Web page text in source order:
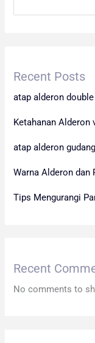
Recent Posts
atap alderon
Ketahanan Alderon
atap alderon gudang
Warna Alderon dan
Tips Mengurangi
Recent
No comments to